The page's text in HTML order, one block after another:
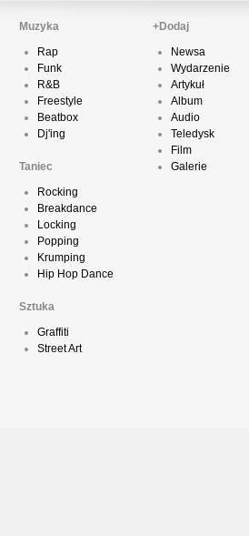
Muzyka
Rap
Funk
R&B
Freestyle
Beatbox
Dj'ing
Taniec
Rocking
Breakdance
Locking
Popping
Krumping
Hip Hop Dance
Sztuka
Graffiti
Street Art
+Dodaj
Newsa
Wydarzenie
Artykuł
Album
Audio
Teledysk
Film
Galerie